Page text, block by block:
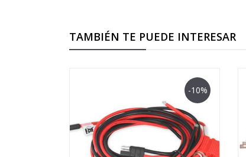
TAMBIÉN TE PUEDE INTERESAR
-10%